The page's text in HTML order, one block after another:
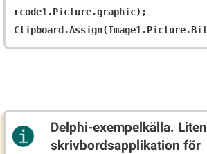
rcode1.Picture.graphic);
Delphi-exempelkälla. Liten
skrivbordsapplikation för